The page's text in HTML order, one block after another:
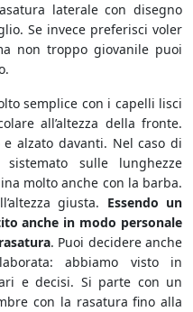
laterale con disegno
Se invece preferisci voler
non troppo giovanile puoi
semplice con i capelli lisci
all’altezza della fronte.
alzato davanti. Nel caso di
sulle lunghezze
molto anche con la barba.
giusta. Essendo un
anche in modo personale
. Puoi decidere anche
abbiamo visto in
e decisi. Si parte con un
con la rasatura fino alla